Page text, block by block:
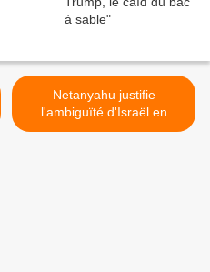
Netanyahu justifie
l'ambiguïté d'Israël en
Ukraine : "Nous ne voulons